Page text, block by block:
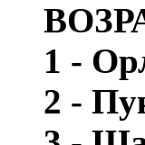
1 -
2 -